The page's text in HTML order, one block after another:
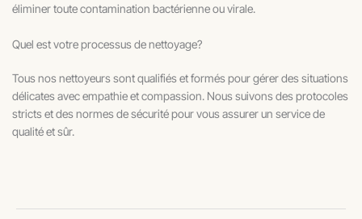
éliminer toute contamination bactérienne ou virale.
Quel est votre processus de nettoyage?
Tous nos nettoyeurs sont qualifiés et formés pour gérer des situations
délicates avec empathie et compassion. Nous suivons des protocoles
stricts et des normes de sécurité pour vous assurer un service de
qualité et sûr.